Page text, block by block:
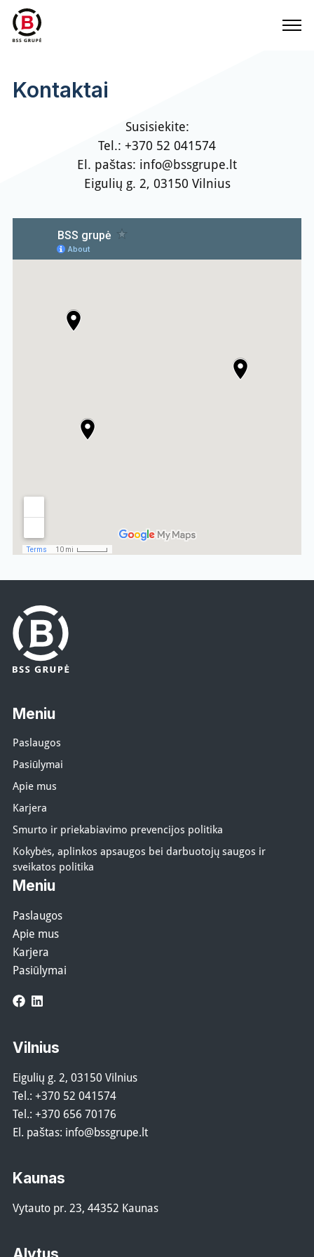
Kontaktai
Susisiekite:
Tel.: +370 52 041574
El. paštas: info@bssgrupe.lt
Eigulių g. 2, 03150 Vilnius
Meniu
Paslaugos
Pasiūlymai
Apie mus
Karjera
Smurto ir priekabiavimo prevencijos politika
Kokybės, aplinkos apsaugos bei darbuotojų saugos ir
sveikatos politika
Meniu
Paslaugos
Apie mus
Karjera
Pasiūlymai
Facebook
LinkedIn
Vilnius
Eigulių g. 2, 03150 Vilnius
Tel.: +370 52 041574
Tel.: +370 656 70176
El. paštas: info@bssgrupe.lt
Kaunas
Vytauto pr. 23, 44352 Kaunas